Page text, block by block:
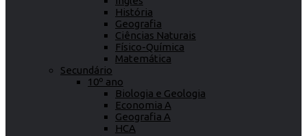
História
Geografia
Ciências Naturais
Físico-Química
Matemática
Secundário
10º ano
Biologia e Geologia
Economia A
Geografia A
HCA